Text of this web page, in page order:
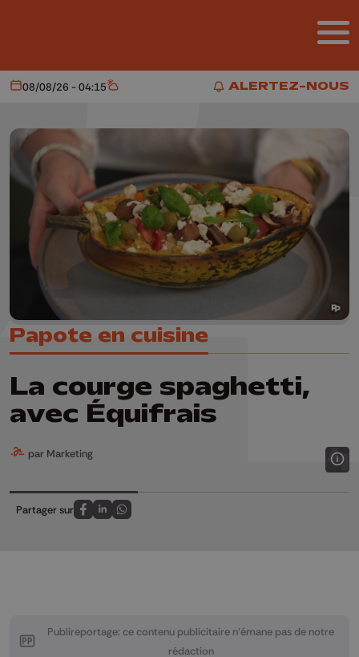
ALERTEZ-NOUS
ALERTEZ-NOUS
Aujourd'hui
08/08/26 - 04:15 Météo
Papote en cuisine
La courge spaghetti,
avec Équifrais
par Marketing
Partager sur
Partagez sur FaceBook
Partagez sur LinkedIn
Partagez sur Whatsapp
Publireportage: ce contenu publicitaire n’émane pas de notre
rédaction